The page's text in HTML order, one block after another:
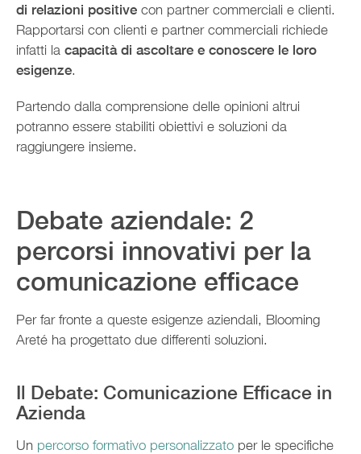
di relazioni positive con partner commerciali e clienti.
Rapportarsi con clienti e partner commerciali richiede
infatti la capacità di ascoltare e conoscere le loro
esigenze.
Partendo dalla comprensione delle opinioni altrui
potranno essere stabiliti obiettivi e soluzioni da
raggiungere insieme.
Debate aziendale: 2
percorsi innovativi per la
comunicazione efficace
Per far fronte a queste esigenze aziendali, Blooming
Areté ha progettato due differenti soluzioni.
Il Debate: Comunicazione Efficace in
Azienda
Un percorso formativo personalizzato per le specifiche